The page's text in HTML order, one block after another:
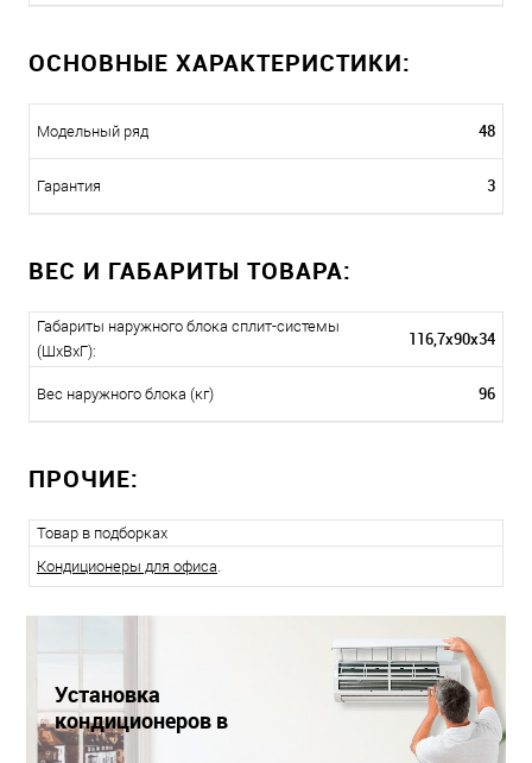
ОСНОВНЫЕ ХАРАКТЕРИСТИКИ:
Модельный ряд 48
Гарантия 3
ВЕС И ГАБАРИТЫ ТОВАРА:
Габариты наружного блока сплит-системы
(ШxВxГ):
116,7x90x34
Вес наружного блока (кг) 96
ПРОЧИЕ:
Товар в подборках
Кондиционеры для офиса.
Установка
кондиционеров в
Краснодаре